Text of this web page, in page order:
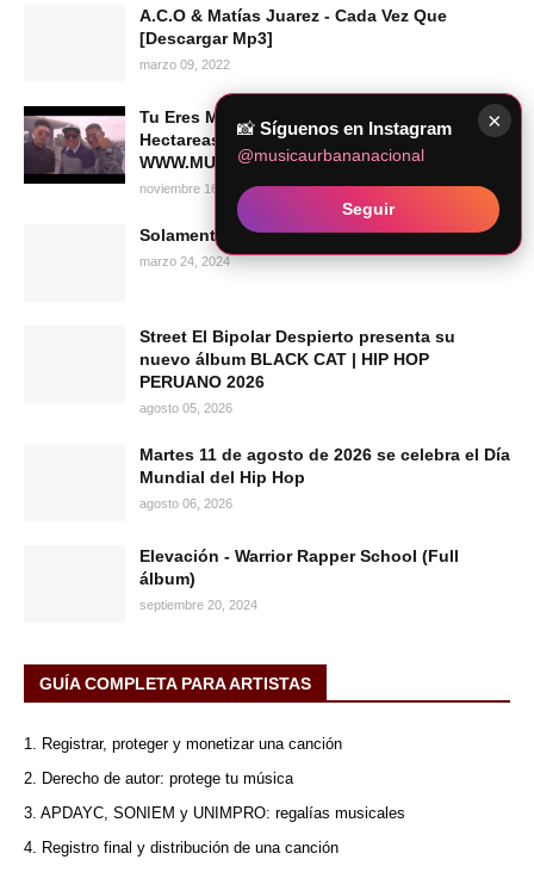
A.C.O & Matías Juarez - Cada Vez Que
[Descargar Mp3]
marzo 09, 2022
Tu Eres Mia REMIX - Ropisagu Ft. Lui Wey &
Hectareas 14 (Prod New Port)
WWW.MUSICAURBANANACIONAL.COM
noviembre 16, 2010
Solamente Dime - Crónico Ft. Ginola
marzo 24, 2024
Street El Bipolar Despierto presenta su
nuevo álbum BLACK CAT | HIP HOP
PERUANO 2026
agosto 05, 2026
Martes 11 de agosto de 2026 se celebra el Día
Mundial del Hip Hop
agosto 06, 2026
Elevación - Warrior Rapper School (Full
álbum)
septiembre 20, 2024
GUÍA COMPLETA PARA ARTISTAS
1. Registrar, proteger y monetizar una canción
2. Derecho de autor: protege tu música
3. APDAYC, SONIEM y UNIMPRO: regalías musicales
4. Registro final y distribución de una canción
×
📸 Síguenos en Instagram
@musicaurbananacional
Seguir